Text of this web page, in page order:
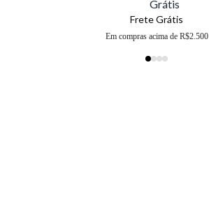
Frete Grátis
Em compras acima de R$2.500